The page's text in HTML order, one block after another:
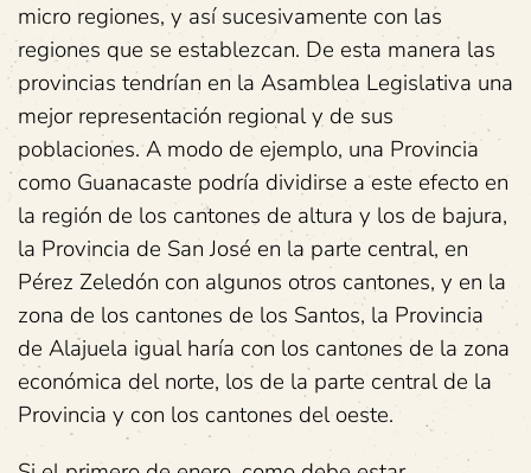
micro regiones, y así sucesivamente con las
regiones que se establezcan. De esta manera las
provincias tendrían en la Asamblea Legislativa una
mejor representación regional y de sus
poblaciones. A modo de ejemplo, una Provincia
como Guanacaste podría dividirse a este efecto en
la región de los cantones de altura y los de bajura,
la Provincia de San José en la parte central, en
Pérez Zeledón con algunos otros cantones, y en la
zona de los cantones de los Santos, la Provincia
de Alajuela igual haría con los cantones de la zona
económica del norte, los de la parte central de la
Provincia y con los cantones del oeste.